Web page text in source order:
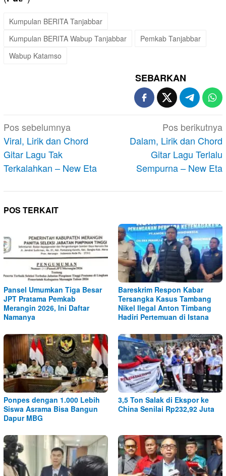
Kumpulan BERITA Tanjabbar
Kumpulan BERITA Wabup Tanjabbar
Pemkab Tanjabbar
Wabup Katamso
SEBARKAN
Navigasi
pos
Pos sebelumnya
Viral, Lirik dan Chord
Gitar Lagu Tak
Terkalahkan – New Eta
Pos berikutnya
Dalam, Lirik dan Chord
Gitar Lagu Terlalu
Sempurna – New Eta
POS TERKAIT
Pansel Umumkan Tiga Besar
JPT Pratama Pemkab
Merangin 2026, Ini Daftar
Namanya
Bareskrim Respon Kabar
Tersangka Kasus Tambang
Nikel Ilegal Anton Timbang
Hadiri Pertemuan di Istana
Ponpes dengan 1.000 Lebih
Siswa Asrama Bisa Bangun
Dapur MBG
3,5 Ton Salak di Ekspor ke
China Senilai Rp232,92 Juta